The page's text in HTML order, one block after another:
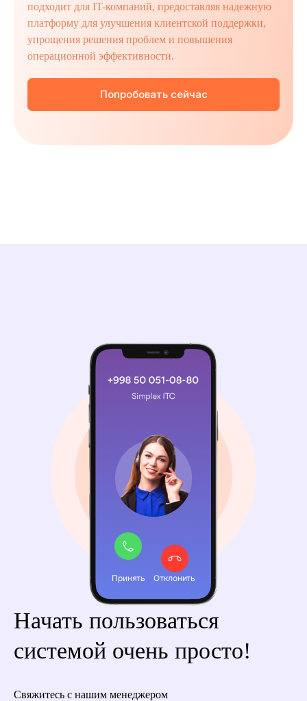
подходит для IT-компаний, предоставляя надежную
платформу для улучшения клиентской поддержки,
упрощения решения проблем и повышения
операционной эффективности.
Попробовать сейчас
Принять Отклонить
Начать пользоваться
системой очень просто!
Свяжитесь с нашим менеджером